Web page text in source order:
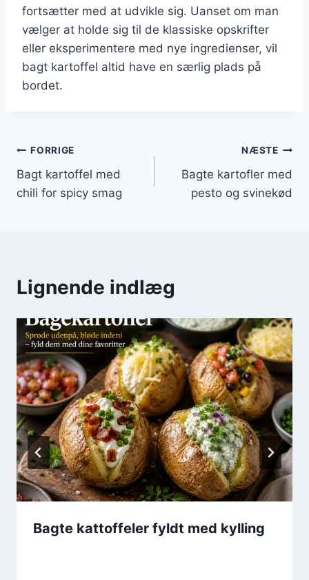
fortsætter med at udvikle sig. Uanset om man
vælger at holde sig til de klassiske opskrifter
eller eksperimentere med nye ingredienser, vil
bagt kartoffel altid have en særlig plads på
bordet.
Indlægsnavigation
FORRIGE
Bagt kartoffel med
chili for spicy smag
NÆSTE
Bagte kartofler med
pesto og svinekød
Lignende indlæg
Bagte kattoffeler fyldt med kylling